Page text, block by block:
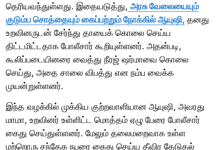
தெரியவந்துள்ளது. இதையடுத்து, அரசு வேலையையும்
குடும்ப சொத்தையும் கைப்பற்றும் நோக்கில் ஆயுஷி, தனது
உறவினருடன் சேர்ந்து தாயைக் கொலை செய்ய
திட்டமிட்டதாக போலீசார் கூறியுள்ளனர். அதன்படி,
கூலிப்படையினரை வைத்து நீரஜ் ஷர்மாவை கொலை
செய்து, அதை சாலை விபத்து என நம்ப வைக்க
முயன்றுள்ளனர்.
இந்த வழக்கில் முக்கிய குற்றவாளியான ஆயுஷி, அவரது
மாமா, உறவினர் உள்ளிட்ட மொத்தம் ஏழு பேரை போலீசார்
கைது செய்துள்ளனர். மேலும் தலைமறைவாக உள்ள
மற்றொரு சந்தேக நபரை கைது செய்ய தீவிர தேடுதல்